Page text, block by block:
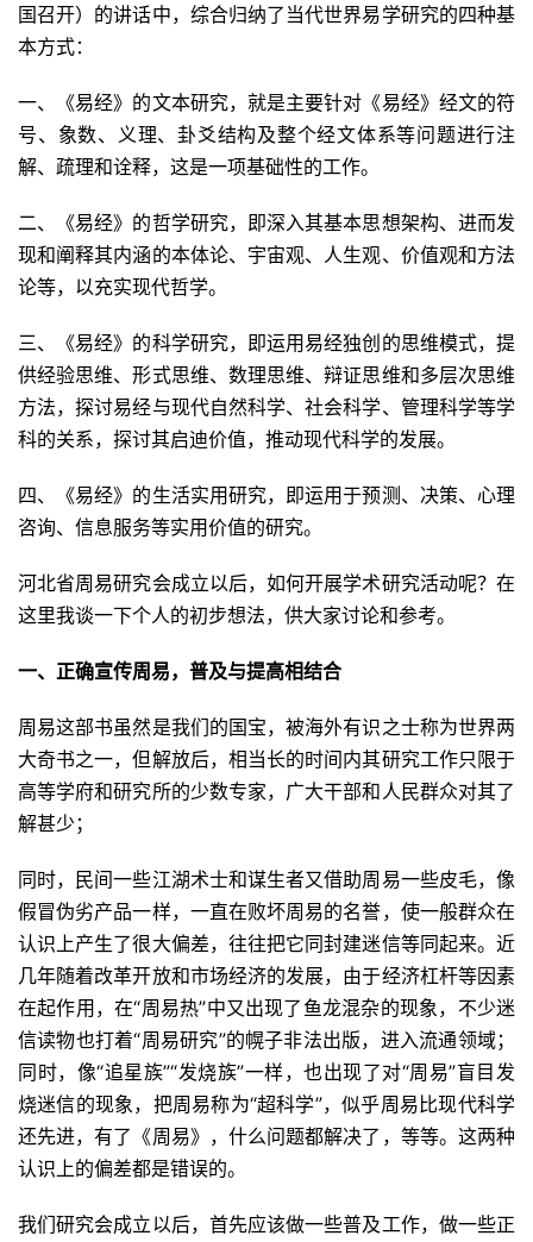
国召开）的讲话中，综合归纳了当代世界易学研究的四种基
本方式：
一、《易经》的文本研究，就是主要针对《易经》经文的符
号、象数、义理、卦爻结构及整个经文体系等问题进行注
解、疏理和诠释，这是一项基础性的工作。
二、《易经》的哲学研究，即深入其基本思想架构、进而发
现和阐释其内涵的本体论、宇宙观、人生观、价值观和方法
论等，以充实现代哲学。
三、《易经》的科学研究，即运用易经独创的思维模式，提
供经验思维、形式思维、数理思维、辩证思维和多层次思维
方法，探讨易经与现代自然科学、社会科学、管理科学等学
科的关系，探讨其启迪价值，推动现代科学的发展。
四、《易经》的生活实用研究，即运用于预测、决策、心理
咨询、信息服务等实用价值的研究。
河北省周易研究会成立以后，如何开展学术研究活动呢？在
这里我谈一下个人的初步想法，供大家讨论和参考。
一、正确宣传周易，普及与提高相结合
周易这部书虽然是我们的国宝，被海外有识之士称为世界两
大奇书之一，但解放后，相当长的时间内其研究工作只限于
高等学府和研究所的少数专家，广大干部和人民群众对其了
解甚少；
同时，民间一些江湖术士和谋生者又借助周易一些皮毛，像
假冒伪劣产品一样，一直在败坏周易的名誉，使一般群众在
认识上产生了很大偏差，往往把它同封建迷信等同起来。近
几年随着改革开放和市场经济的发展，由于经济杠杆等因素
在起作用，在“周易热”中又出现了鱼龙混杂的现象，不少迷
信读物也打着“周易研究”的幌子非法出版，进入流通领域；
同时，像“追星族”“发烧族”一样，也出现了对“周易”盲目发
烧迷信的现象，把周易称为“超科学”，似乎周易比现代科学
还先进，有了《周易》，什么问题都解决了，等等。这两种
认识上的偏差都是错误的。
我们研究会成立以后，首先应该做一些普及工作，做一些正